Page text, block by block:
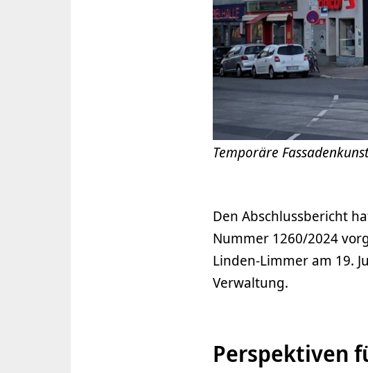
Temporäre
Den Abschlussbericht
Nummer 1260/2024
Linden-Limmer am 19.
Verwaltung.
Perspektiven